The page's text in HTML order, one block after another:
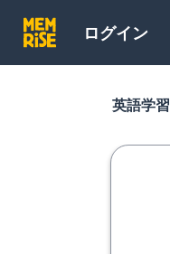
ログイン
英語学習